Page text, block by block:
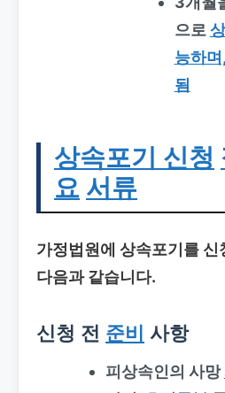
으로
능하
됨
상속포기 신청
요 서류
가정법원에 상속포기를 신
다음과 같습니다.
신청 전 준비 사항
피상속인의 사망